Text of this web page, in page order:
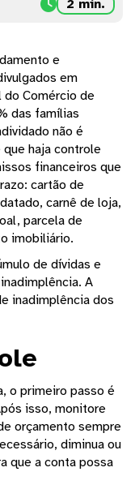
 2 min.
e
em
Comércio de
das famílias
não é
haja controle
financeiros que
cartão de
carnê de loja,
parcela de
imobiliário.
de dívidas e
A
inadimplência dos
o primeiro passo é
isso, monitore
orçamento sempre
diminua ou
que a conta possa